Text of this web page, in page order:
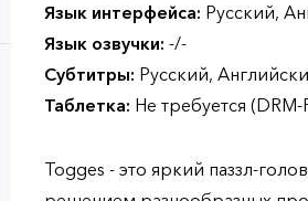
Язык интерфейса: Русский,
Язык озвучки: -/-
Субтитры: Русский,
Таблетка: Не требуется (DRM-
Togges - это яркий паззл-